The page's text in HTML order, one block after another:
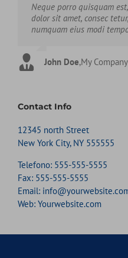
Neque porro quisquam
dolor sit amet, consec
numquam eius modi
John Doe,My Company
Aliquam erat volutpat.
laoreet eget pulvinar
Curabitur ac felis arcu
Luke Beck,Theme
Contact Info
12345 north Street
New York City, NY 555555
Telefono: 555-555-5555
Fax: 555-555-5555
Email:
Web: Yourwebsite.com